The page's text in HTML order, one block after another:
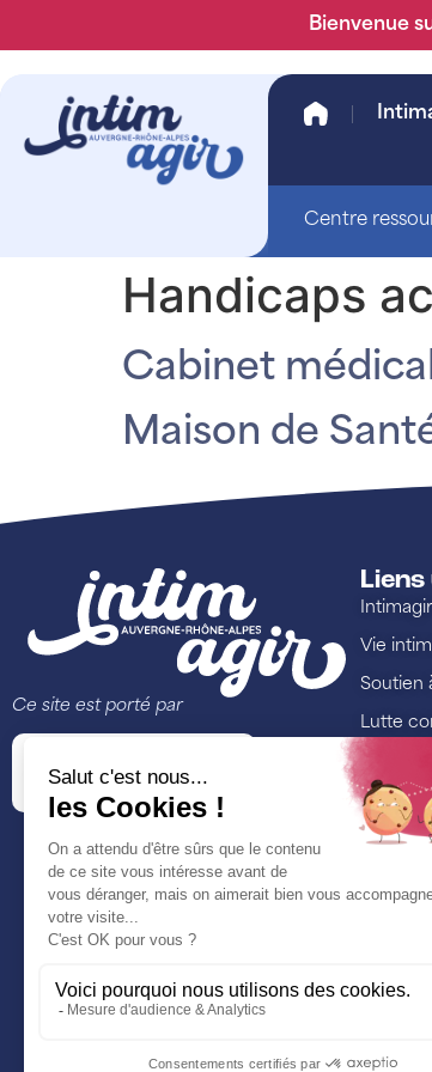
Bienvenue
Centre
Handicaps
Cabinet
Maison de
Ce site est porté par
Intimagir
Vie
Soutien
Lutte
Nos